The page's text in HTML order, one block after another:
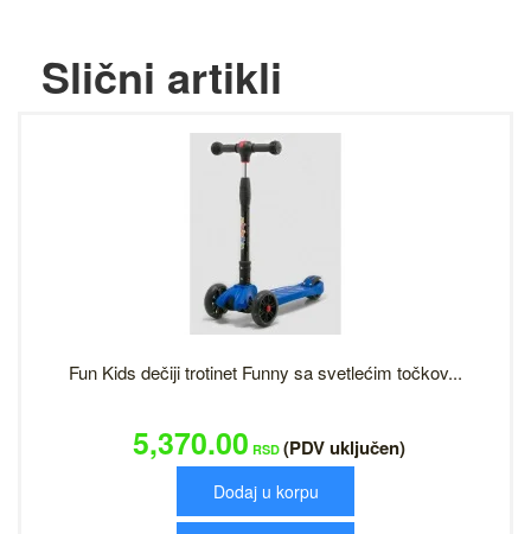
Slični artikli
Fun Kids dečiji trotinet Funny sa svetlećim točkov...
5,370.00 RSD (PDV uključen)
Dodaj u korpu